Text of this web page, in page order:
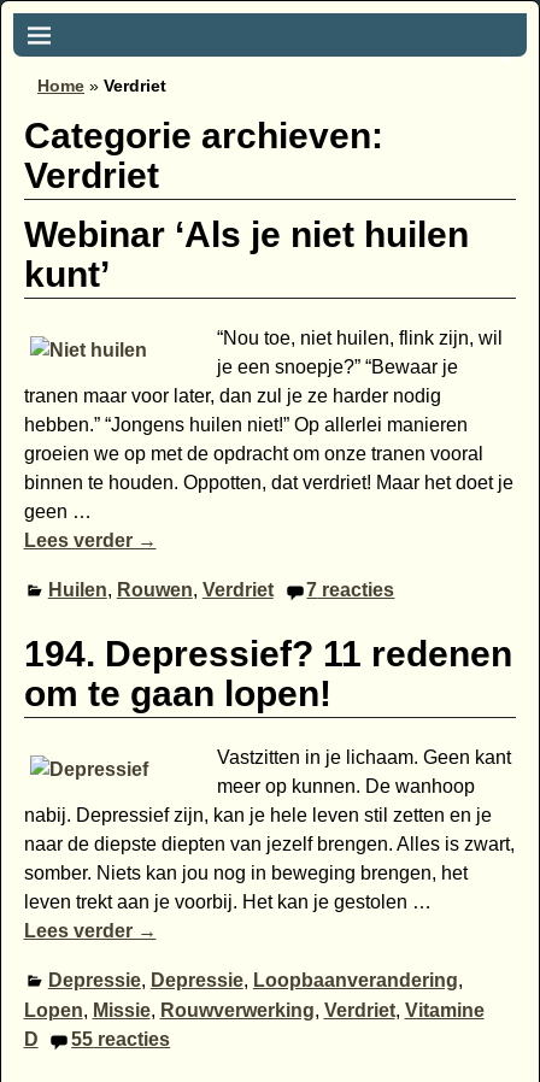
Home » Verdriet
Categorie archieven:
Verdriet
Webinar ‘Als je niet huilen
kunt’
“Nou toe, niet huilen, flink zijn, wil
je een snoepje?” “Bewaar je
tranen maar voor later, dan zul je ze harder nodig
hebben.” “Jongens huilen niet!” Op allerlei manieren
groeien we op met de opdracht om onze tranen vooral
binnen te houden. Oppotten, dat verdriet! Maar het doet je
geen …
Lees verder →
Huilen, Rouwen, Verdriet 7 reacties
194. Depressief? 11 redenen
om te gaan lopen!
Vastzitten in je lichaam. Geen kant
meer op kunnen. De wanhoop
nabij. Depressief zijn, kan je hele leven stil zetten en je
naar de diepste diepten van jezelf brengen. Alles is zwart,
somber. Niets kan jou nog in beweging brengen, het
leven trekt aan je voorbij. Het kan je gestolen …
Lees verder →
Depressie, Depressie, Loopbaanverandering,
Lopen, Missie, Rouwverwerking, Verdriet, Vitamine
D
55 reacties